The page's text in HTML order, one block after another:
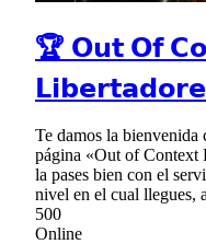
🏆 𝗢𝘂𝘁 𝗢𝗳
Te damos la bienvenida
página «Out of Context
la pases bien con el
nivel en el cual llegues,
500
Online